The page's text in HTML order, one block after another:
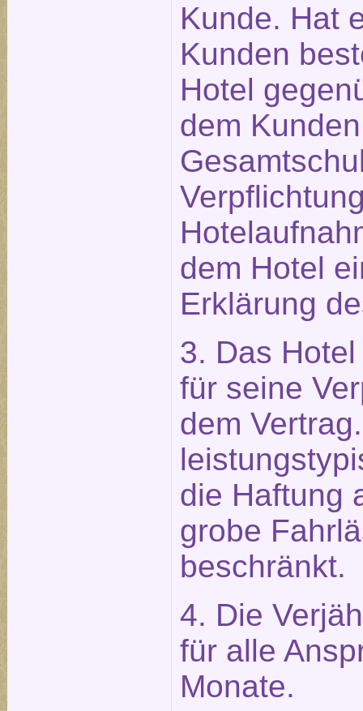
Kunde. Hat
Kunden
Hotel
dem
dem Hotel
Erklärung
3. Das
für seine
dem
die Haftung
grobe
beschränkt.
4. Die
für alle
Monate.